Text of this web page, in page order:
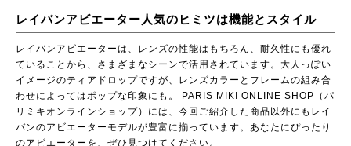
レイバンアビエーター人気のヒミツは機能とスタイル
レイバンアビエーターは、レンズの性能はもちろん、耐久性にも優れ
ていることから、さまざまなシーンで活用されています。大人っぽい
イメージのティアドロップですが、レンズカラーとフレームの組み合
わせによってはポップな印象にも。
PARIS MIKI ONLINE SHOP（パ
リミキオンラインショップ） には、今回ご紹介した商品以外にもレイ
バンのアビエーターモデルが豊富に揃っています。あなたにぴったり
のアビエーターを、ぜひ見つけてください。